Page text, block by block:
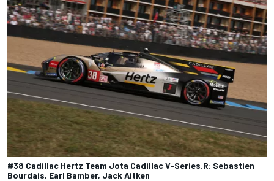
#38 Cadillac Hertz Team Jota Cadillac V-Series.R: Sebastien
Bourdais, Earl Bamber, Jack Aitken